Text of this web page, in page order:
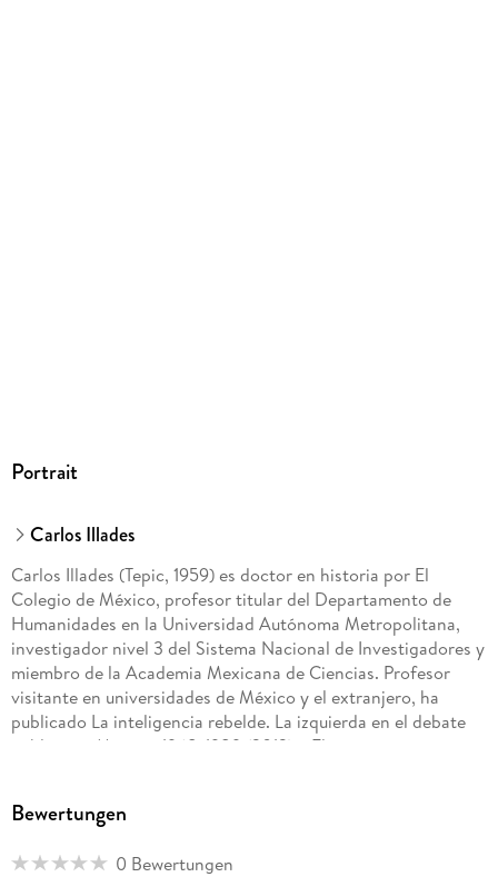
Portrait
Carlos Illades
Carlos Illades (Tepic, 1959) es doctor en historia por El
Colegio de México, profesor titular del Departamento de
Humanidades en la Universidad Autónoma Metropolitana,
investigador nivel 3 del Sistema Nacional de Investigadores y
miembro de la Academia Mexicana de Ciencias. Profesor
visitante en universidades de México y el extranjero, ha
publicado La inteligencia rebelde. La izquierda en el debate
público en México, 1968-1989 (2012) y El marxismo en
Bewertungen
0 Bewertungen